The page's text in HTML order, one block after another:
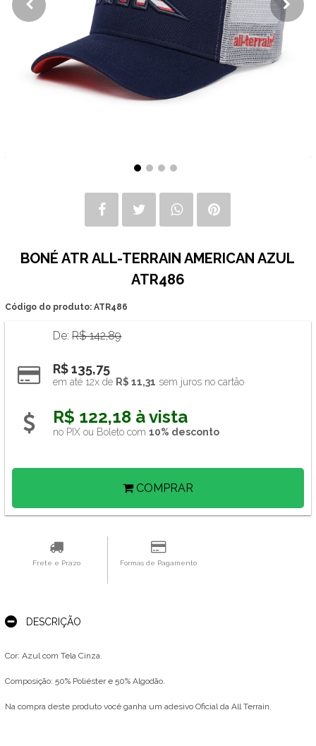
BONÉ ATR ALL-TERRAIN AMERICAN AZUL
ATR486
Código do produto: ATR486
De:R$ 142,89
R$ 135,75
em até 12x de R$ 11,31 sem juros no cartão
R$ 122,18 à vista
no PIX ou Boleto com 10% desconto
COMPRAR
Frete e Prazo Formas de Pagamento
DESCRIÇÃO
Cor: Azul com Tela Cinza.
Composição: 50% Poliéster e 50% Algodão.
Na compra deste produto você ganha um adesivo Oficial da All Terrain.